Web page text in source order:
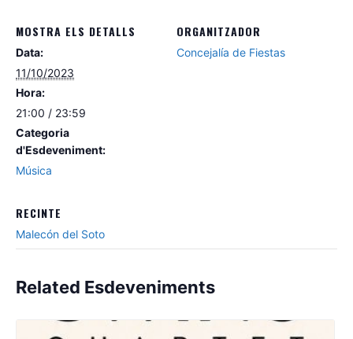
MOSTRA ELS DETALLS
Data:
11/10/2023
Hora:
21:00 / 23:59
Categoria
d'Esdeveniment:
Música
ORGANITZADOR
Concejalía de Fiestas
RECINTE
Malecón del Soto
Related Esdeveniments